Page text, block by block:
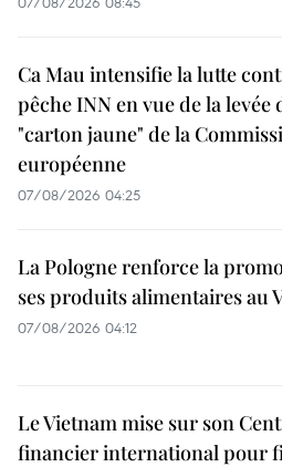
Ca Mau intensifie la lutte
pêche INN en vue de la levée
"carton jaune" de la
européenne
07/08/2026 04:25
La Pologne renforce la
ses produits alimentaires au
07/08/2026 04:12
Le Vietnam mise sur son
financier international pour